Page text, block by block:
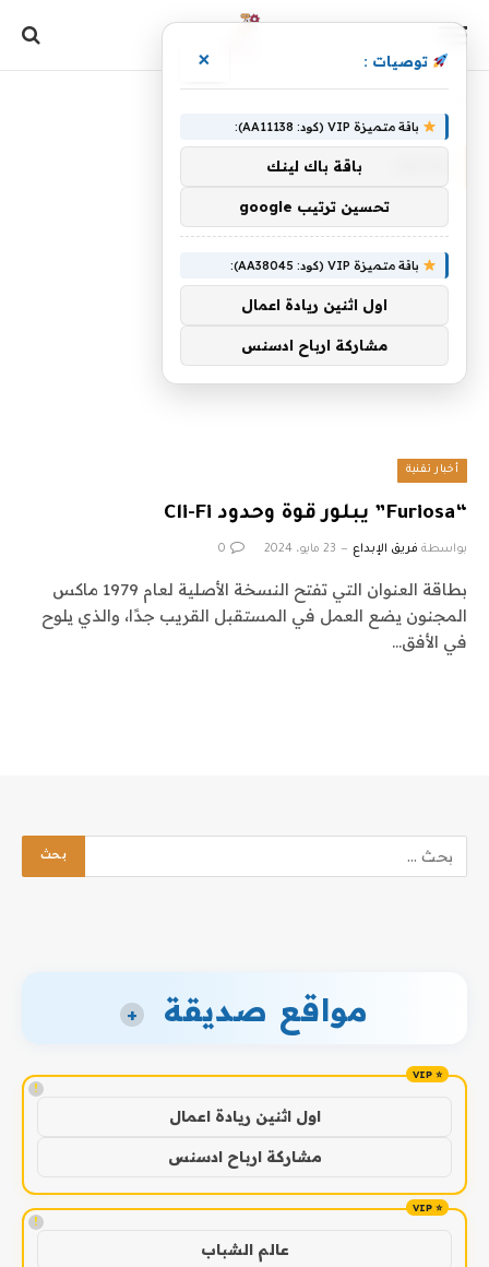
أخبار تقنية
“Furiosa” يبلور قوة وحدود Cli-Fi
بواسطة فريق الإبداع 23 مايو، 2024 0
بطاقة العنوان التي تفتح النسخة الأصلية لعام 1979 ماكس
المجنون يضع العمل في المستقبل القريب جدًا، والذي يلوح
في الأفق…
مواقع صديقة +
!
اول اثنين ريادة اعمال
مشاركة ارباح ادسنس
!
عالم الشباب
توصيات : ×
باقة متميزة VIP (كود: AA11138):
باقة باك لينك
تحسين ترتيب google
باقة متميزة VIP (كود: AA38045):
اول اثنين ريادة اعمال
مشاركة ارباح ادسنس